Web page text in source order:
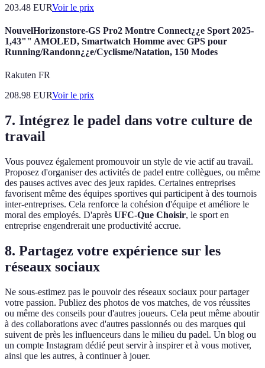
203.48 EURVoir le prix
NouvelHorizonstore-GS Pro2 Montre Connect¿¿e Sport 2025-
1,43"" AMOLED, Smartwatch Homme avec GPS pour
Running/Randonn¿¿e/Cyclisme/Natation, 150 Modes
Rakuten FR
208.98 EURVoir le prix
7. Intégrez le padel dans votre culture de
travail
Vous pouvez également promouvoir un style de vie actif au travail.
Proposez d'organiser des activités de padel entre collègues, ou même
des pauses actives avec des jeux rapides. Certaines entreprises
favorisent même des équipes sportives qui participent à des tournois
inter-entreprises. Cela renforce la cohésion d'équipe et améliore le
moral des employés. D'après UFC-Que Choisir, le sport en
entreprise engendrerait une productivité accrue.
8. Partagez votre expérience sur les
réseaux sociaux
Ne sous-estimez pas le pouvoir des réseaux sociaux pour partager
votre passion. Publiez des photos de vos matches, de vos réussites
ou même des conseils pour d'autres joueurs. Cela peut même aboutir
à des collaborations avec d'autres passionnés ou des marques qui
suivent de près les influenceurs dans le milieu du padel. Un blog ou
un compte Instagram dédié peut servir à inspirer et à vous motiver,
ainsi que les autres, à continuer à jouer.